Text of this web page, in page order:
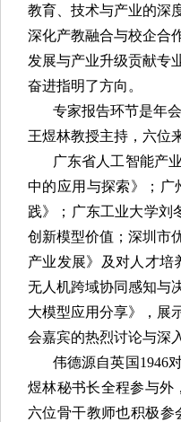
教育、技术与产业的深
深化产教融合与校企合
发展与产业升级贡献专
奋进指明了方向。
专家报告环节是年
王煜林教授主持，六位
广东省人工智能产
中的应用与探索》；广
践》；广东工业大学刘
创新模型价值；深圳市
产业发展》及对人才培
无人机跨域协同感知与
大模型应用分享》，展
会嘉宾的热烈讨论与深
伟德源自英国1946
煜林秘书长全程参与外
六位骨干教师也积极